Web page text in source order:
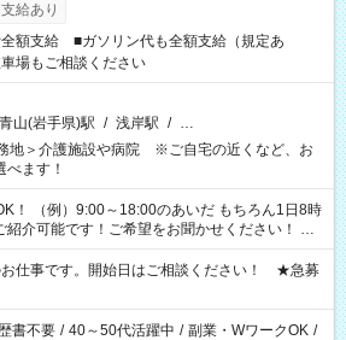
給あり
額支給 ■ガソリン代も全額支給（規定あ
場もご相談ください
青山(岩手県)駅 / 浅岸駅 / …
地＞介護施設や病院 ※ご自宅の近くなど、お
ます！
！ （例）9:00～18:00のあいだ もちろん1日8時
紹介可能です！ご希望をお聞かせください！ ★
休みが必要な場合も遠慮なくご相談ください。
以上の勤務が必要です
お仕事です。開始日はご相談ください！ ★急募
書不要 / 40～50代活躍中 / 副業・WワークOK /